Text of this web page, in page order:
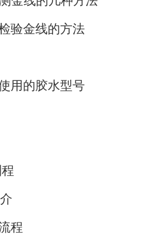
验金线的方法
用的胶水型号
程